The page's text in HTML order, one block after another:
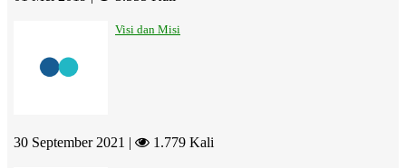
Visi dan Misi
30 September 2021 | 1.779 Kali